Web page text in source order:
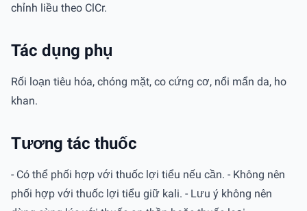
chỉnh liều theo ClCr.
Tác dụng phụ
Rối loạn tiêu hóa, chóng mặt, co cứng cơ, nổi mẩn da, ho
khan.
Tương tác thuốc
- Có thể phối hợp với thuốc lợi tiểu nếu cần. - Không nên
phối hợp với thuốc lợi tiểu giữ kali. - Lưu ý không nên